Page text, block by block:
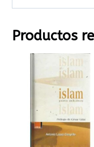
Productos